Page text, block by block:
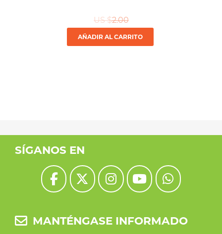
US $2.00
AÑADIR AL CARRITO
SÍGANOS EN
MANTÉNGASE INFORMADO